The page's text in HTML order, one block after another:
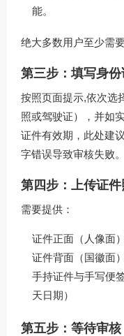
能。
绝大多数用户至少需
第三步：填写身
按照页面提示,依次选
照或驾驶证），并如
证件有效期，此处建
字错误导致审核失败。
第四步：上传证
需要提供：
证件正面（人像面
证件背面（国徽面
手持证件与手写便
天日期）
第五步：等待审核